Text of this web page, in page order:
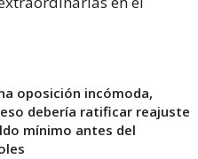
oposición incómoda,
debería ratificar reajuste
mínimo antes del